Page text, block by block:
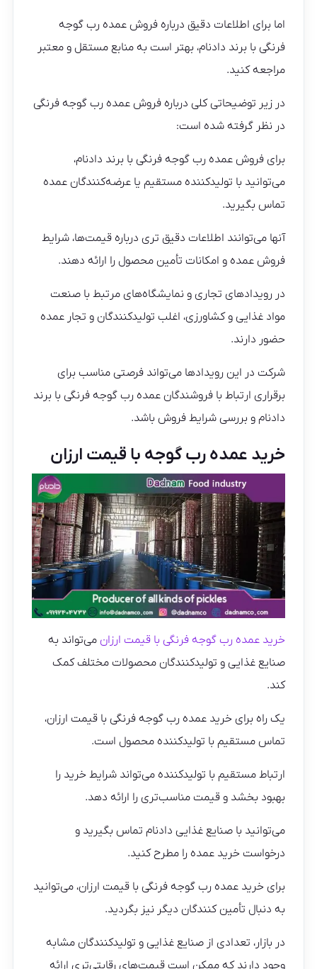
اما برای اطلاعات دقیق درباره فروش عمده رب گوجه
فرنگی با برند دادنام، بهتر است به منابع مستقل و معتبر
مراجعه کنید.
در زیر توضیحاتی کلی درباره فروش عمده رب گوجه فرنگی
در نظر گرفته شده است:
برای فروش عمده رب گوجه فرنگی با برند دادنام،
می‌توانید با تولیدکننده مستقیم یا عرضه‌کنندگان عمده
تماس بگیرید.
آنها می‌توانند اطلاعات دقیق تری درباره قیمت‌ها، شرایط
فروش عمده و امکانات تأمین محصول را ارائه دهند.
در رویدادهای تجاری و نمایشگاه‌های مرتبط با صنعت
مواد غذایی و کشاورزی، اغلب تولیدکنندگان و تجار عمده
حضور دارند.
شرکت در این رویدادها می‌تواند فرصتی مناسب برای
برقراری ارتباط با فروشندگان عمده رب گوجه فرنگی با برند
دادنام و بررسی شرایط فروش باشد.
خرید عمده رب گوجه با قیمت ارزان
خرید عمده رب گوجه فرنگی با قیمت ارزان می‌تواند به
صنایع غذایی و تولیدکنندگان محصولات مختلف کمک
کند.
یک راه برای خرید عمده رب گوجه فرنگی با قیمت ارزان،
تماس مستقیم با تولیدکننده محصول است.
ارتباط مستقیم با تولیدکننده می‌تواند شرایط خرید را
بهبود بخشد و قیمت مناسب‌تری را ارائه دهد.
می‌توانید با صنایع غذایی دادنام تماس بگیرید و
درخواست خرید عمده را مطرح کنید.
برای خرید عمده رب گوجه فرنگی با قیمت ارزان، می‌توانید
به دنبال تأمین کنندگان دیگر نیز بگردید.
در بازار، تعدادی از صنایع غذایی و تولیدکنندگان مشابه
وجود دارند که ممکن است قیمت‌های رقابتی‌تری ارائه